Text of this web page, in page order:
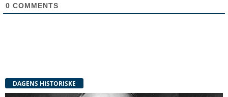
0 COMMENTS
DAGENS HISTORISKE